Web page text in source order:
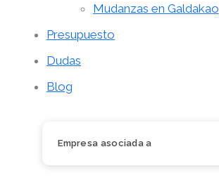
Mudanzas en Galdakao
Presupuesto
Dudas
Blog
Empresa asociada a